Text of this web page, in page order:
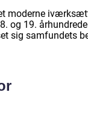
moderne
og 19.
sig samfundets